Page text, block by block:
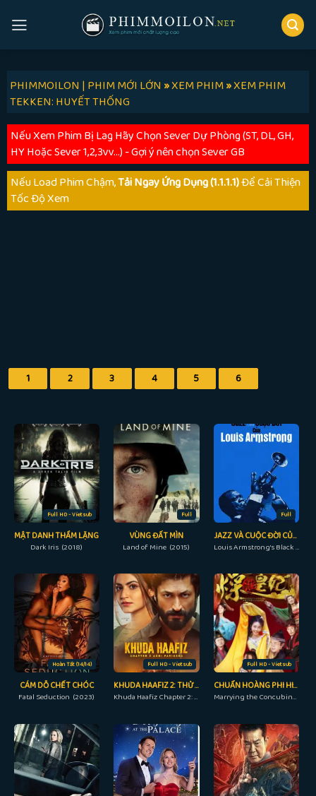
PHIMMOILON | PHIM MỚI LỚN»XEM PHIM»XEM PHIM
TEKKEN: HUYẾT THỐNG
Nếu Xem Phim Bị Lag Hãy Chọn Sever Dự Phòng (ST, DL, GH,
HY Hoặc Sever 1,2,3vv...) - Gợi ý nên chọn Sever GB
Nếu Load Phim Chậm,Tải Ngay Ứng Dụng (1.1.1.1)Để Cải Thiện
Tốc Độ Xem
1 2 3 4 5 6
Full HD - Vietsub
MẬT DANH THẦM LẶNG
Dark Iris (2018)
Full
VÙNG ĐẤT MÌN
Land of Mine (2015)
Full
JAZZ VÀ CUỘC ĐỜI CỦA LOUIS ARMSTRONG
Louis Armstrong's Black & Blue (2022)
Hoàn Tất (14/14)
CÁM DỖ CHẾT CHÓC
Fatal Seduction (2023)
Full HD - Vietsub
KHUDA HAAFIZ 2: THỬ LỬA
Khuda Haafiz Chapter 2: Agni Pariksha (2022)
Full HD - Vietsub
CHUẨN HOÀNG PHI HIGHT LÊN NÀO
Marrying the Concubines-to-be (2018)